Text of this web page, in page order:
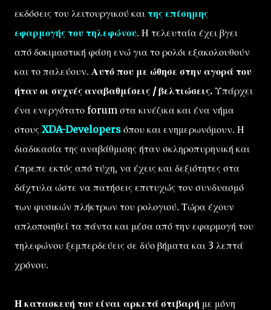
εκδόσεις του λειτουργικού και της επίσημης
εφαρμογής του τηλεφώνου. Η τελευταία έχει βγει
από δοκιμαστική φάση ενώ για το ρολόι εξακολουθούν
και το παλεύουν. Αυτό που με ώθησε στην αγορά του
ήταν οι συχνές αναβαθμίσεις / βελτιώσεις. Υπάρχει
ένα ενεργότατο forum στα κινέζικα και ένα νήμα
στους XDA-Developers όπου και ενημερωνόμουν. Η
διαδικασία της αναβάθμισης ήταν σκληροπυρηνική και
έπρεπε εκτός από τύχη, να έχεις και δεξιότητες στα
δάχτυλα ώστε να πατήσεις επιτυχώς τον συνδυασμό
των φυσικών πλήκτρων του ρολογιού. Τώρα έχουν
απλοποιηθεί τα πάντα και μέσα από την εφαρμογή του
τηλεφώνου ξεμπερδεύεις σε δύο βήματα και 3 λεπτά
χρόνου.
Η κατασκευή του είναι αρκετά στιβαρή με μόνη